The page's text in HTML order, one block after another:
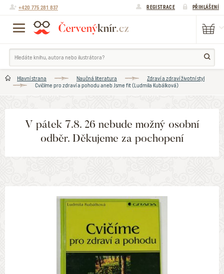
+420 775 281 837 REGISTRACE PŘIHLÁŠENÍ
Hlavní strana Naučná literatura
Zdraví a zdraví životní styl
Cvičíme pro zdraví a pohodu aneb Jsme fit (Ludmila Kubálková)
V pátek 7.8. 26 nebude možný osobní
odběr. Děkujeme za pochopení